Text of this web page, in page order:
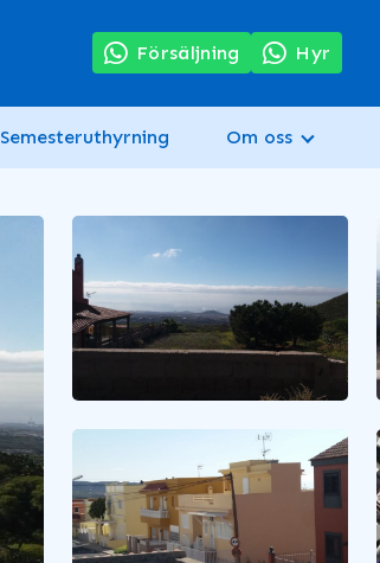
Försäljning Hyr
Semesteruthyrning Om oss